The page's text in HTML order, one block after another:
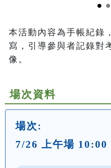
本活動內容為手帳紀錄
寫，引導參與者記錄對
像。
場次資料
場次:
7/26 上午場 10:00